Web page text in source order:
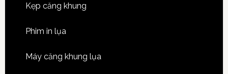
Kẹp căng khung
Phim in lụa
Máy căng khung lụa